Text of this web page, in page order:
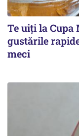
Te uiți la Cupa
gustările
meci